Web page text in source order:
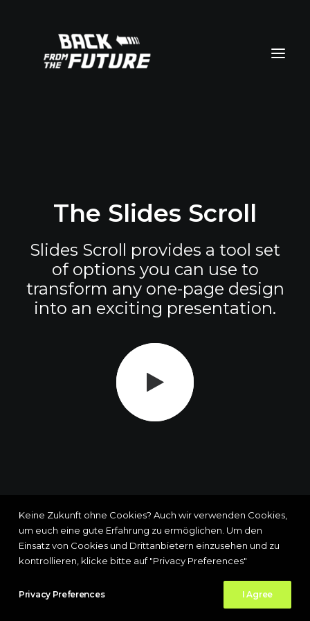
The Slides Scroll
Slides Scroll provides a tool set
of options you can use to
transform any one-page design
into an exciting presentation.
Keine Zukunft ohne Cookies? Auch wir verwenden Cookies,
um euch eine gute Erfahrung zu ermöglichen. Um den
Einsatz von Cookies und Drittanbietern einzusehen und zu
kontrollieren, klicke bitte auf "Privacy Preferences"
Privacy Preferences I Agree